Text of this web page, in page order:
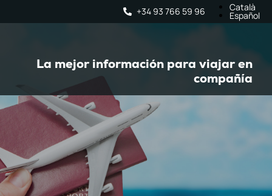
+34 93 766 59 96 Català
Español
La mejor información para viajar en
compañía